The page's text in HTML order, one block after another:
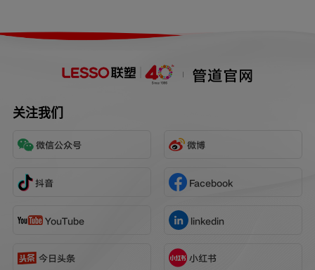
系统的坚实保障。
管道官网
关注我们
微信公众号 微博
抖音 Facebook
YouTube linkedin
今日头条 小红书